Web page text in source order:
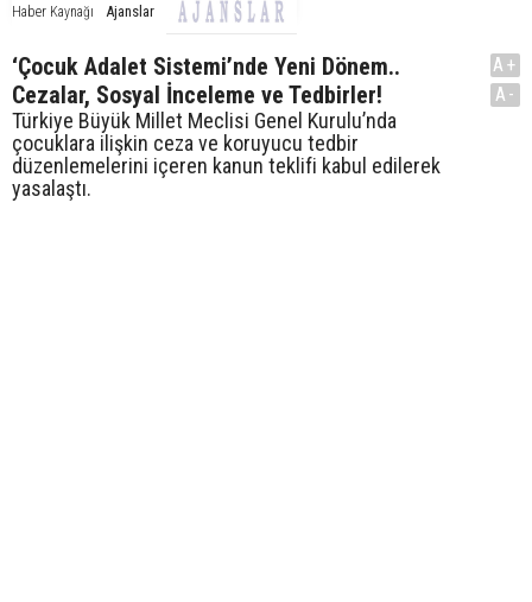
Haber Kaynağı Ajanslar
‘Çocuk Adalet Sistemi’nde Yeni Dönem..
Cezalar, Sosyal İnceleme ve Tedbirler!
Türkiye Büyük Millet Meclisi Genel Kurulu’nda
çocuklara ilişkin ceza ve koruyucu tedbir
düzenlemelerini içeren kanun teklifi kabul edilerek
yasalaştı.
A+
A-